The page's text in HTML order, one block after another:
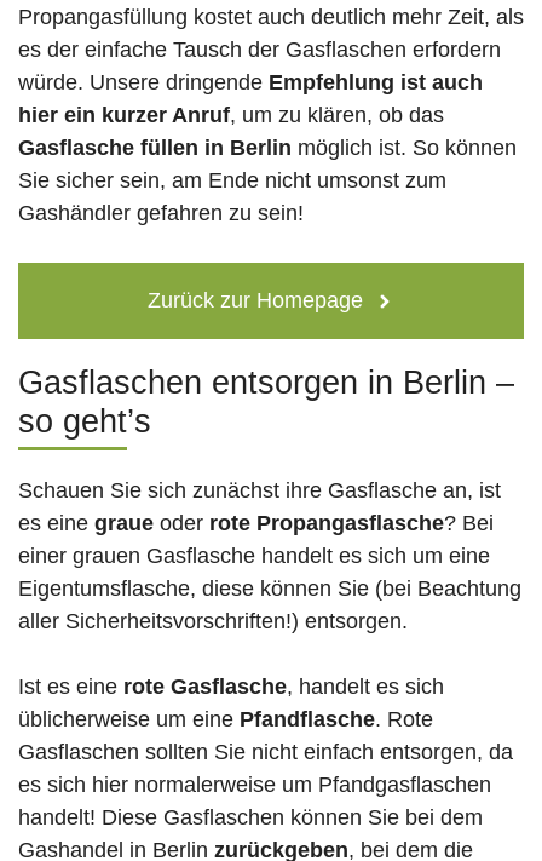
Propangasfüllung kostet auch deutlich mehr Zeit, als
es der einfache Tausch der Gasflaschen erfordern
würde. Unsere dringende Empfehlung ist auch
hier ein kurzer Anruf, um zu klären, ob das
Gasflasche füllen in Berlin möglich ist. So können
Sie sicher sein, am Ende nicht umsonst zum
Gashändler gefahren zu sein!
Zurück zur Homepage
Gasflaschen entsorgen in Berlin –
so geht’s
Schauen Sie sich zunächst ihre Gasflasche an, ist
es eine graue oder rote Propangasflasche? Bei
einer grauen Gasflasche handelt es sich um eine
Eigentumsflasche, diese können Sie (bei Beachtung
aller Sicherheitsvorschriften!) entsorgen.
Ist es eine rote Gasflasche, handelt es sich
üblicherweise um eine Pfandflasche. Rote
Gasflaschen sollten Sie nicht einfach entsorgen, da
es sich hier normalerweise um Pfandgasflaschen
handelt! Diese Gasflaschen können Sie bei dem
Gashandel in Berlin zurückgeben, bei dem die